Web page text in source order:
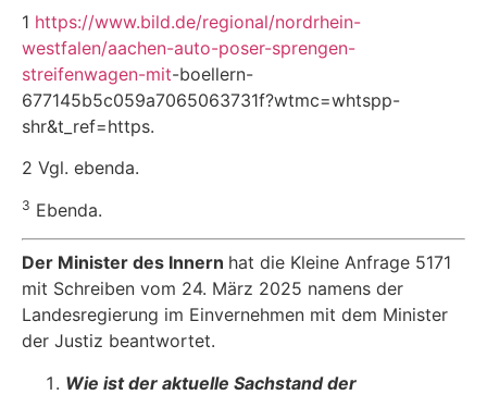
1 https://www.bild.de/regional/nordrhein-
westfalen/aachen-auto-poser-sprengen-
streifenwagen-mit-boellern-
677145b5c059a7065063731f?wtmc=whtspp-
shr&t_ref=https.
2 Vgl. ebenda.
3 Ebenda.
Der Minister des Innern hat die Kleine Anfrage 5171
mit Schreiben vom 24. März 2025 na­mens der
Landesregierung im Einvernehmen mit dem Minister
der Justiz beantwortet.
Wie ist der aktuelle Sachstand der